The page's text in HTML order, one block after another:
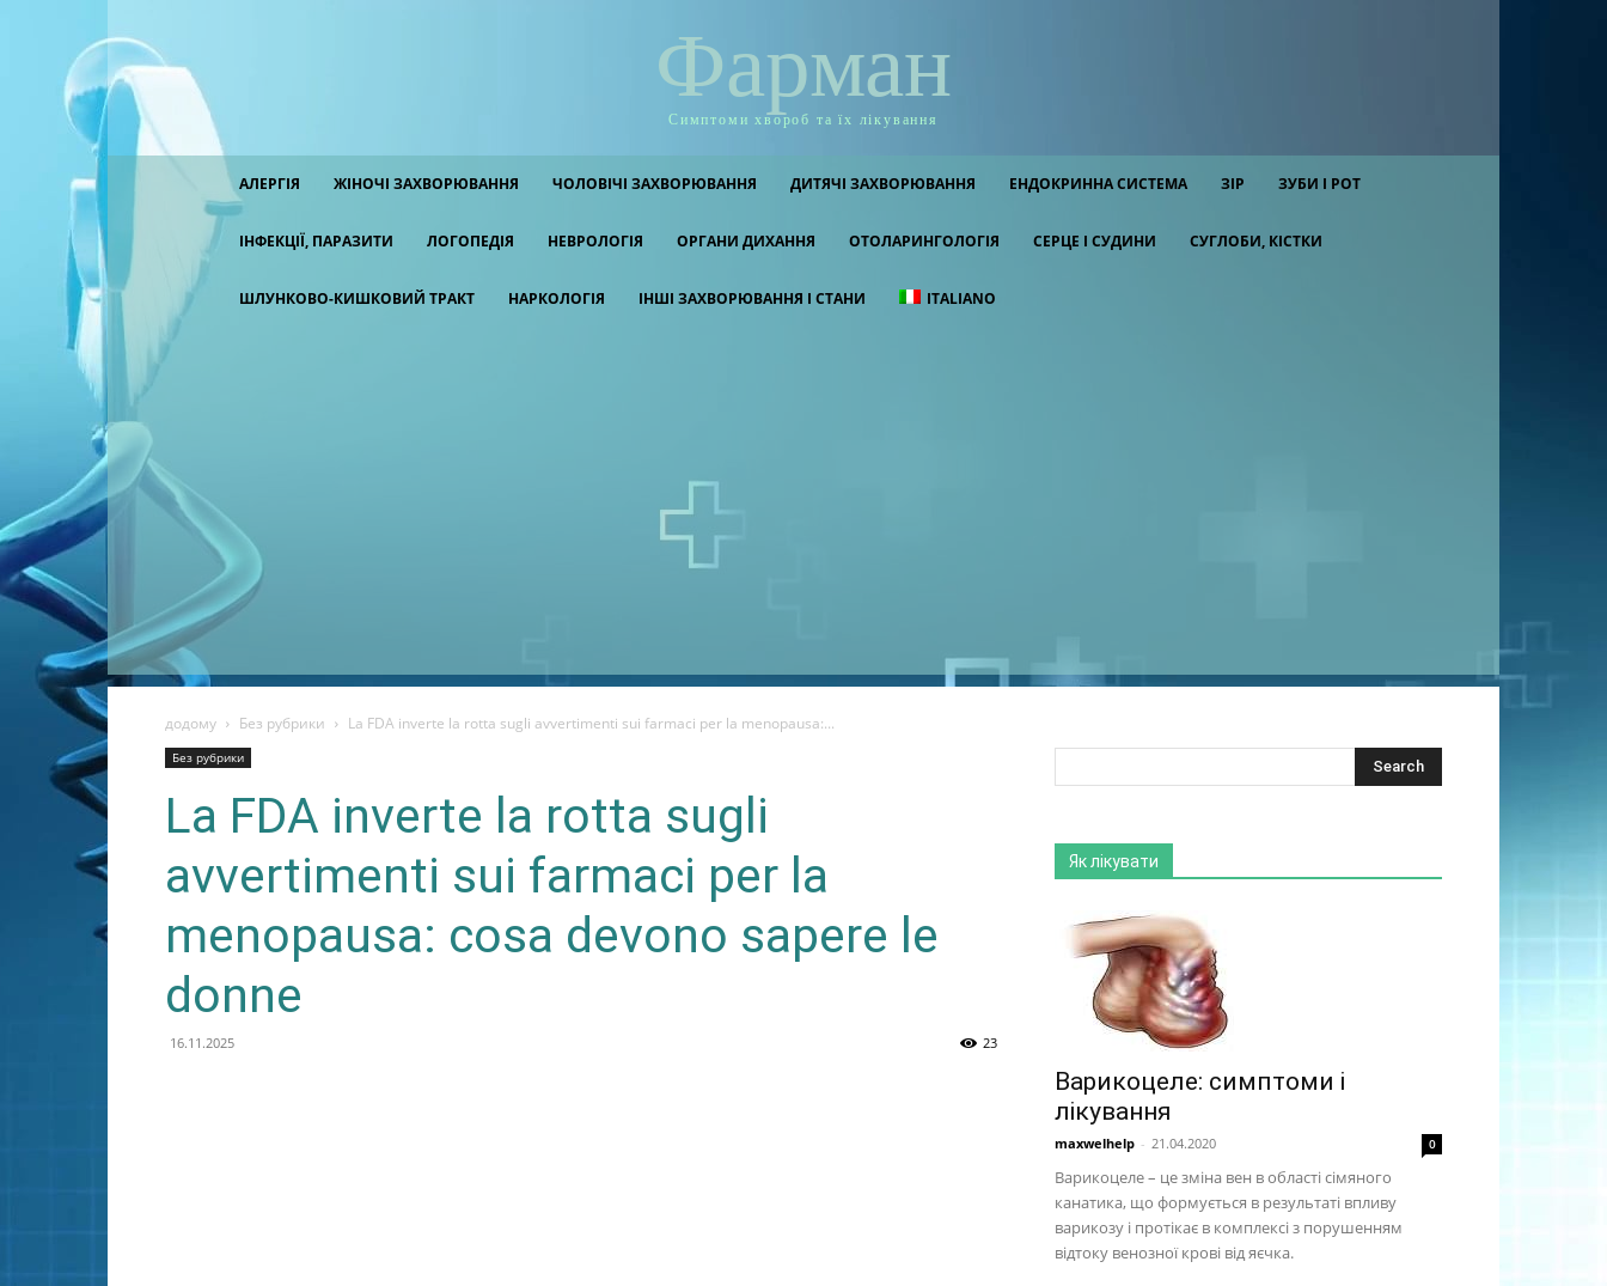
Фарман
Симптоми хвороб та їх лікування
АЛЕРГІЯ ЖІНОЧІ ЗАХВОРЮВАННЯ ЧОЛОВІЧІ ЗАХВОРЮВАННЯ ДИТЯЧІ ЗАХВОРЮВАННЯ ЕНДОКРИННА СИСТЕМА ЗІР ЗУБИ І РОТ
ІНФЕКЦІЇ, ПАРАЗИТИ ЛОГОПЕДІЯ НЕВРОЛОГІЯ ОРГАНИ ДИХАННЯ ОТОЛАРИНГОЛОГІЯ СЕРЦЕ І СУДИНИ СУГЛОБИ, КІСТКИ
ШЛУНКОВО-КИШКОВИЙ ТРАКТ НАРКОЛОГІЯ ІНШІ ЗАХВОРЮВАННЯ І СТАНИ ITALIANO
додому Без рубрики La FDA inverte la rotta sugli avvertimenti sui farmaci per la menopausa:...
Без рубрики
La FDA inverte la rotta sugli
avvertimenti sui farmaci per la
menopausa: cosa devono sapere le
donne
16.11.2025 23
Як лікувати
Варикоцеле: симптоми і
лікування
maxwelhelp - 21.04.2020 0
Варикоцеле – це зміна вен в області сімяного
канатика, що формується в результаті впливу
варикозу і протікає в комплексі з порушенням
відтоку венозної крові від яєчка.